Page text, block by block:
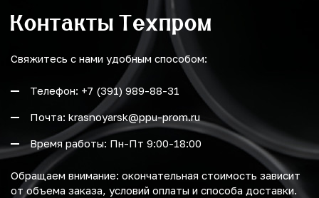
Контакты Техпром
Свяжитесь с нами удобным способом:
Телефон: +7 (391) 989-88-31
Почта: krasnoyarsk@ppu-prom.ru
Время работы: Пн-Пт 9:00-18:00
Обращаем внимание: окончательная стоимость зависит
от объема заказа, условий оплаты и способа доставки.